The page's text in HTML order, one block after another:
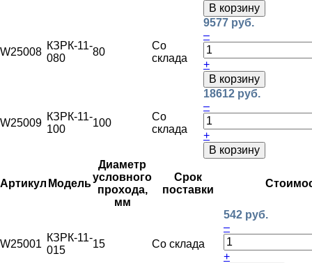
В корзину
W25008
КЗРК-11-
080
80
Со
склада
9577 руб.
–
+
В корзину
W25009
КЗРК-11-
100
100
Со
склада
18612 руб.
–
+
В корзину
Артикул Модель
Диаметр
условного
прохода,
мм
Срок
поставки
W25001
КЗРК-11-
015
15 Со склада
542 руб.
–
+